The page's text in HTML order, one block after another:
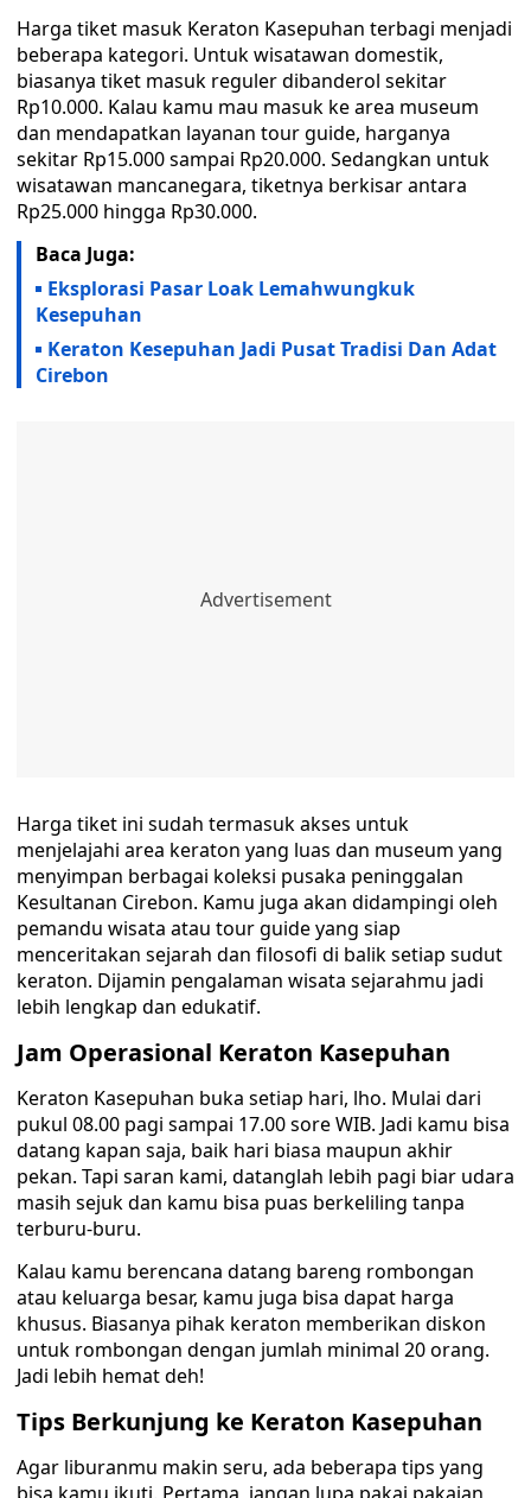
Harga tiket masuk Keraton Kasepuhan terbagi menjadi
beberapa kategori. Untuk wisatawan domestik,
biasanya tiket masuk reguler dibanderol sekitar
Rp10.000. Kalau kamu mau masuk ke area museum
dan mendapatkan layanan tour guide, harganya
sekitar Rp15.000 sampai Rp20.000. Sedangkan untuk
wisatawan mancanegara, tiketnya berkisar antara
Rp25.000 hingga Rp30.000.
Baca Juga:
Eksplorasi Pasar Loak Lemahwungkuk
Kesepuhan
Keraton Kesepuhan Jadi Pusat Tradisi Dan Adat
Cirebon
Harga tiket ini sudah termasuk akses untuk
menjelajahi area keraton yang luas dan museum yang
menyimpan berbagai koleksi pusaka peninggalan
Kesultanan Cirebon. Kamu juga akan didampingi oleh
pemandu wisata atau tour guide yang siap
menceritakan sejarah dan filosofi di balik setiap sudut
keraton. Dijamin pengalaman wisata sejarahmu jadi
lebih lengkap dan edukatif.
Jam Operasional Keraton Kasepuhan
Keraton Kasepuhan buka setiap hari, lho. Mulai dari
pukul 08.00 pagi sampai 17.00 sore WIB. Jadi kamu bisa
datang kapan saja, baik hari biasa maupun akhir
pekan. Tapi saran kami, datanglah lebih pagi biar udara
masih sejuk dan kamu bisa puas berkeliling tanpa
terburu-buru.
Kalau kamu berencana datang bareng rombongan
atau keluarga besar, kamu juga bisa dapat harga
khusus. Biasanya pihak keraton memberikan diskon
untuk rombongan dengan jumlah minimal 20 orang.
Jadi lebih hemat deh!
Tips Berkunjung ke Keraton Kasepuhan
Agar liburanmu makin seru, ada beberapa tips yang